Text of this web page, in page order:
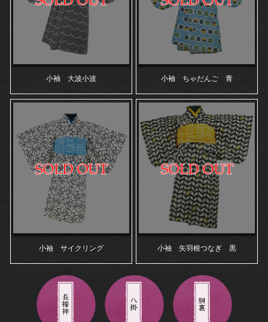
小袖 大波小波 小袖 ちゃだんご 青
小袖 サイクリング 小袖 矢羽根つなぎ 黒